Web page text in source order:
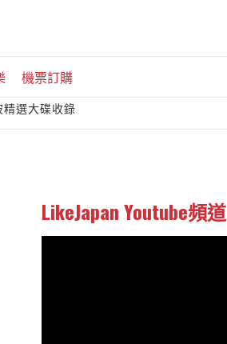
機票訂購
選大碟收錄
LikeJapan Youtube頻道